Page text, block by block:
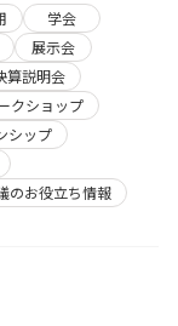
学会
展示会
算説明会
クショップ
シップ
のお役立ち情報